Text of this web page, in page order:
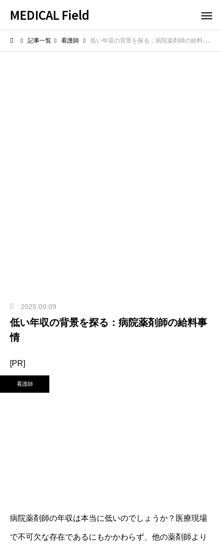
MEDICAL Field
記事一覧 看護師 低い年収の背景を探る：病院薬剤師の給料事情
2025.09.09
低い年収の背景を探る：病院薬剤師の給料事
情
[PR]
看護師
病院薬剤師の年収は本当に低いのでしょうか？医療現場
で不可欠な存在であるにもかかわらず、他の薬剤師より